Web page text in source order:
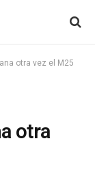
otra vez el M25
otra